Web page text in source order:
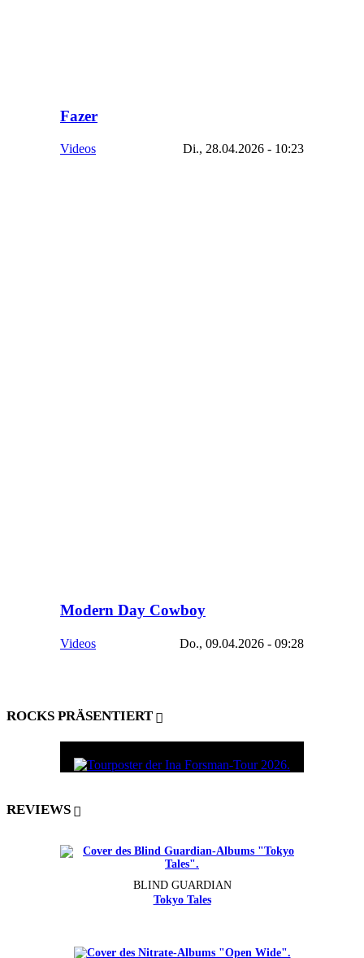
Fazer
Videos Di., 28.04.2026 - 10:23
Modern Day Cowboy
Videos Do., 09.04.2026 - 09:28
ROCKS PRÄSENTIERT
REVIEWS
BLIND GUARDIAN
Tokyo Tales